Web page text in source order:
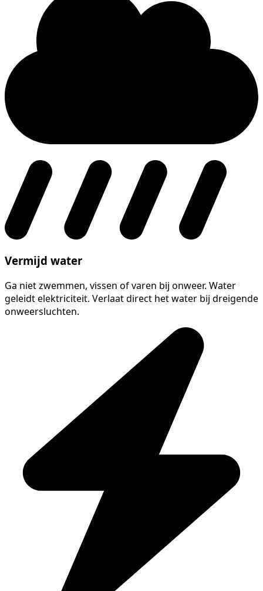
Vermijd water
Ga niet zwemmen, vissen of varen bij onweer. Water
geleidt elektriciteit. Verlaat direct het water bij dreigende
onweersluchten.